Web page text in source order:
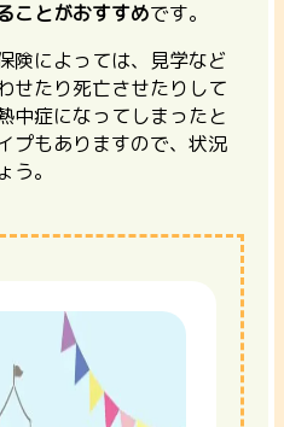
ことがおすすめです。
険によっては、見学など
せたり死亡させたりして
中症になってしまったと
プもありますので、状況
。